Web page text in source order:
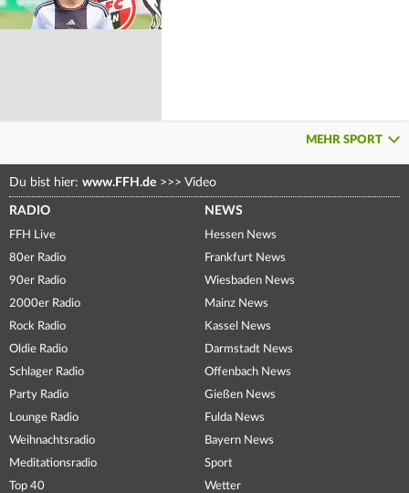
MEHR SPORT
Du bist hier: www.FFH.de >>> Video
RADIO
FFH Live
80er Radio
90er Radio
2000er Radio
Rock Radio
Oldie Radio
Schlager Radio
Party Radio
Lounge Radio
Weihnachtsradio
Meditationsradio
Top 40
NEWS
Hessen News
Frankfurt News
Wiesbaden News
Mainz News
Kassel News
Darmstadt News
Offenbach News
Gießen News
Fulda News
Bayern News
Sport
Wetter